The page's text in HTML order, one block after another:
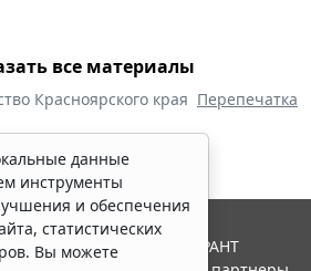
все материалы
Красноярского края Перепечатка
данные
инструменты
и обеспечения
статистических
Вы можете
2026. Система ГАРАНТ